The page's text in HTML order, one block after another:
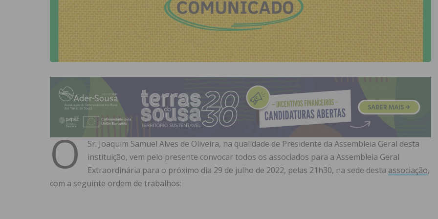
O
Sr. Joaquim Samuel Alves de Oliveira, na qualidade de Presidente da Assembleia Geral desta
instituição, vem pelo presente convocar todos os associados para a Assembleia Geral
Extraordinária para o próximo dia 29 de julho de 2022, pelas 21h30, na sede desta associação,
com a seguinte ordem de trabalhos: